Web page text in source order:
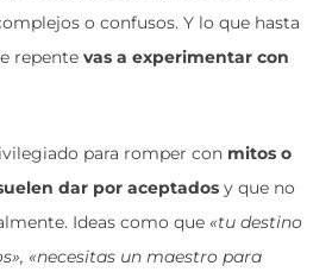
o confusos. Y lo que hasta
repente vas a experimentar con
para romper con mitos o
dar por aceptados y que no
Ideas como que «tu destino
«necesitas un maestro para